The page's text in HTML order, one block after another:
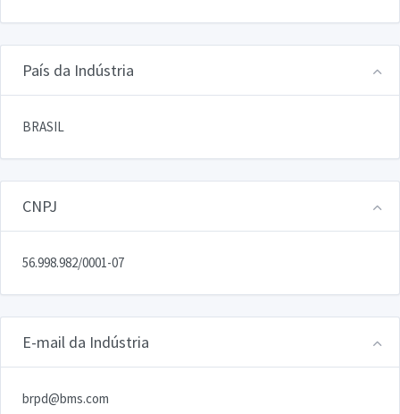
País da Indústria
BRASIL
CNPJ
56.998.982/0001-07
E-mail da Indústria
brpd@bms.com